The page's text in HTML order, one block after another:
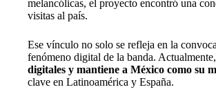
melancólicas, el proyecto encontró una
visitas al país.
Ese vínculo no solo se refleja en la
fenómeno digital de la banda. Actualmente,
digitales y mantiene a México como su
clave en Latinoamérica y España.